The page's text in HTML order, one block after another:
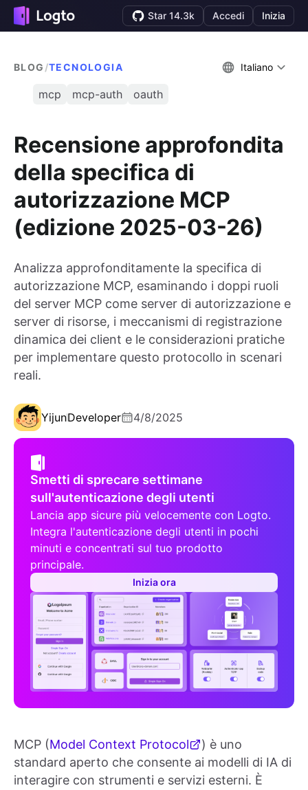
Star 14.3k Accedi Inizia
BLOG /TECNOLOGIA Italiano
mcp mcp-auth oauth
Recensione approfondita
della specifica di
autorizzazione MCP
(edizione 2025-03-26)
Analizza approfonditamente la specifica di
autorizzazione MCP, esaminando i doppi ruoli
del server MCP come server di autorizzazione e
server di risorse, i meccanismi di registrazione
dinamica dei client e le considerazioni pratiche
per implementare questo protocollo in scenari
reali.
YijunDeveloper 4/8/2025
Smetti di sprecare settimane
sull'autenticazione degli utenti
Lancia app sicure più velocemente con Logto.
Integra l'autenticazione degli utenti in pochi
minuti e concentrati sul tuo prodotto
principale.
Inizia ora
MCP (Model Context Protocol
) è uno
standard aperto che consente ai modelli di IA di
interagire con strumenti e servizi esterni. È